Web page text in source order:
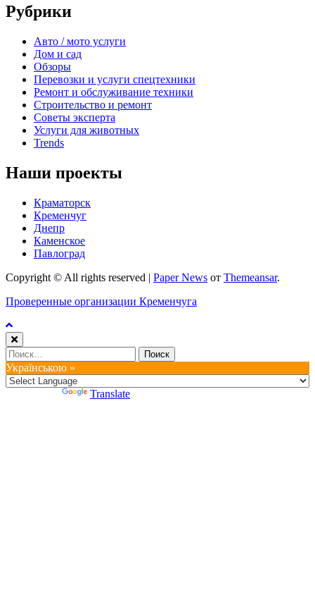
Рубрики
Авто / мото услуги
Дом и сад
Обзоры
Перевозки и услуги спецтехники
Ремонт и обслуживание техники
Строительство и ремонт
Советы эксперта
Услуги для животных
Trends
Наши проекты
Краматорск
Кременчуг
Днепр
Каменское
Павлоград
Copyright © All rights reserved | Paper News от Themeansar.
Проверенные организации Кременчуга
Найти:
Українською »
Translate